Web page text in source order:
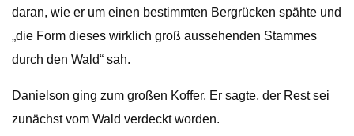
daran, wie er um einen bestimmten Bergrücken spähte und
„die Form dieses wirklich groß aussehenden Stammes
durch den Wald“ sah.
Danielson ging zum großen Koffer. Er sagte, der Rest sei
zunächst vom Wald verdeckt worden.